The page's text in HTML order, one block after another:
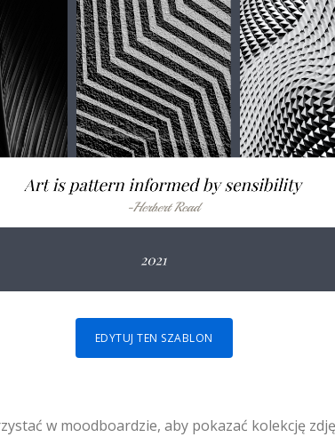
EDYTUJ TEN SZABLON
w moodboardzie, aby pokazać kolekcję